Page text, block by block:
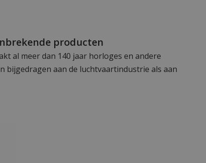
producten
al meer dan 140 jaar horloges en andere
bijgedragen aan de luchtvaartindustrie als aan